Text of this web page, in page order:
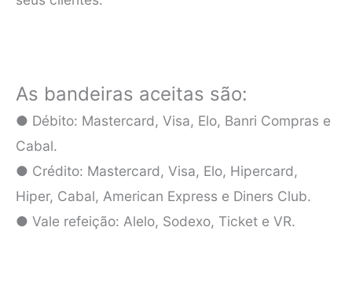
As bandeiras aceitas são:
● Débito: Mastercard, Visa, Elo, Banri Compras e
Cabal.
● Crédito: Mastercard, Visa, Elo, Hipercard,
Hiper, Cabal, American Express e Diners Club.
● Vale refeição: Alelo, Sodexo, Ticket e VR.